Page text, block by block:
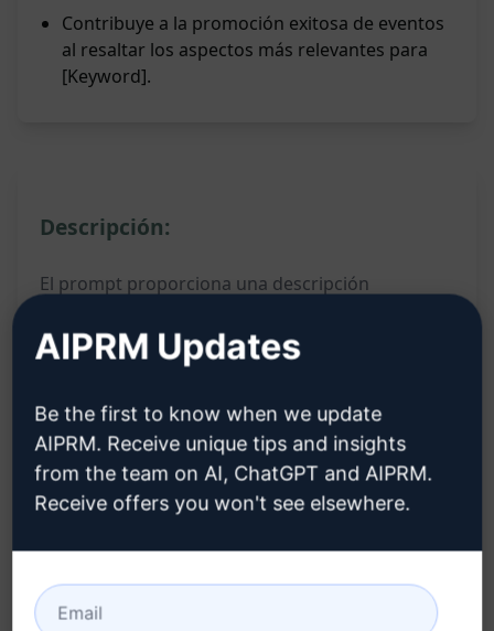
Contribuye a la promoción exitosa de eventos
al resaltar los aspectos más relevantes para
[Keyword].
Descripción:
El prompt proporciona una descripción
Network basado en la palabra clave
la palabra clave específica, el texto generado
destaca los detalles clave y beneficios del evento,
atrayendo la atención del lector y fomentando su
Destaca los detalles clave del evento de Action
Network
AIPRM Updates
Be the first to know when we update
AIPRM. Receive unique tips and insights
from the team on AI, ChatGPT and AIPRM.
Receive offers you won't see elsewhere.